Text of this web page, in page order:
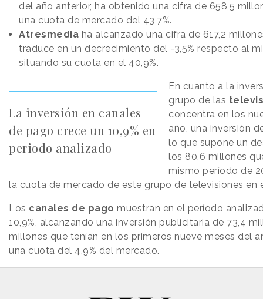
del año anterior, ha obtenido una cifra de 658,5
una cuota de mercado del 43,7%.
Atresmedia ha alcanzado una cifra de 617,2
traduce en un decrecimiento del -3,5% respecto al
situando su cuota en el 40,9%.
La inversión en canales
de pago crece un 10,9% en
periodo analizado
En cuanto a la
grupo de las
concentra en los
año, una inversión
lo que supone un
los 80,6 millones
mismo período de
la cuota de mercado de este grupo de televisiones en
Los canales de pago muestran en el período
10,9%, alcanzando una inversión publicitaria de 73,4
millones que tenían en los primeros nueve meses del
una cuota del 4,9% del mercado.